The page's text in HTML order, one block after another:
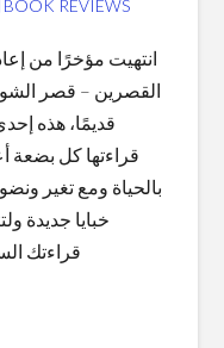
BOOK REVIEWS
انتهيت مؤخرًا من
القصرين – قصر
قديمًا، هذه
قراءتها كل بضعة
بالحياة ومع تغير
خبايا جديدة
قراءتك